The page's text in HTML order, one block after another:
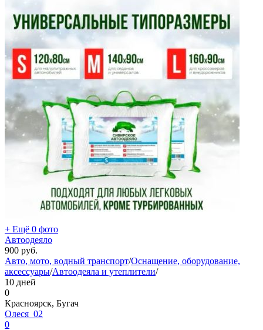
+ Ещё 0 фото
Автоодеяло
900 руб.
Авто, мото, водный транспорт/Оснащение, оборудование,
аксессуары/Автоодеяла и утеплители/
10 дней
0
Красноярск, Бугач
Олеся_02
0